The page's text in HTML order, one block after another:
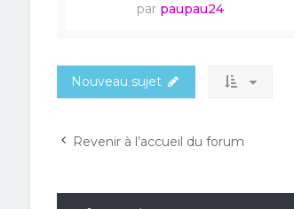
par paupau24
Nouveau sujet
Revenir à l’accueil du forum